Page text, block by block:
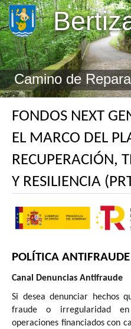
Camino de
FONDOS NEXT
EL MARCO DEL
RECUPERACIÓN,
Y RESILIENCIA
POLÍTICA ANTIFRAUDE
Canal Denuncias Antifraude
Si desea denunciar hechos
fraude o irregularidad
operaciones financiados con